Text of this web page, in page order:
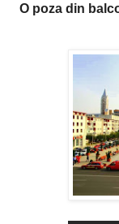
O poza din